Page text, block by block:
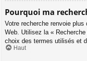
Pourquoi ma
Votre recherche renvoie
Web. Utilisez la «
choix des termes utilisés et
Haut